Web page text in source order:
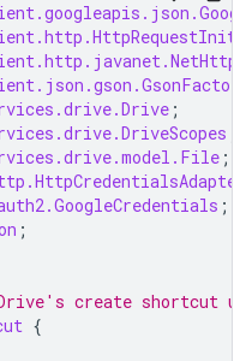
;
;
;
;
create shortcut
{